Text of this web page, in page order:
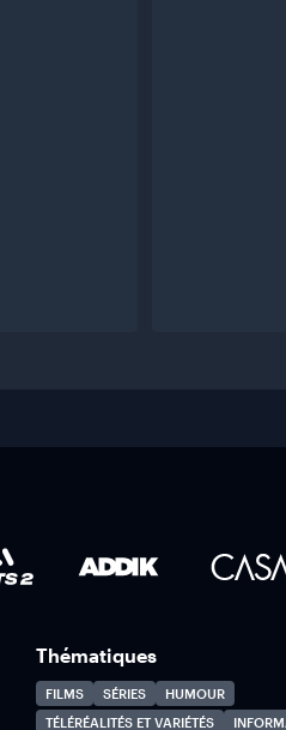
Thématiques
FILMS SÉRIES
HUMOUR
TÉLÉRÉALITÉS ET VARIÉTÉS